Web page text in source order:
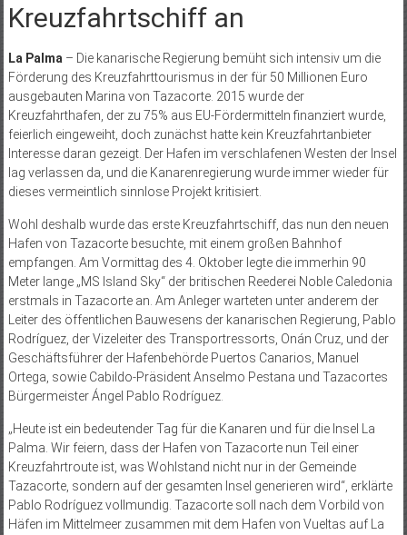
Kreuzfahrtschiff an
La Palma– Die kanarische Regierung bemüht sich intensiv um die
Förderung des Kreuzfahrttourismus in der für 50 Millionen Euro
ausgebauten Marina von Tazacorte. 2015 wurde der
Kreuzfahrthafen, der zu 75% aus EU-Fördermitteln finanziert wurde,
feierlich eingeweiht, doch zunächst hatte kein Kreuzfahrtanbieter
Interesse daran gezeigt. Der Hafen im verschlafenen Westen der Insel
lag verlassen da, und die Kanarenregierung wurde immer wieder für
dieses vermeintlich sinnlose Projekt kritisiert.
Wohl deshalb wurde das erste Kreuzfahrtschiff, das nun den neuen
Hafen von Tazacorte besuchte, mit einem großen Bahnhof
empfangen. Am Vormittag des 4. Oktober legte die immerhin 90
Meter lange „MS Island Sky“ der britischen Reederei Noble Caledonia
erstmals in Tazacorte an. Am Anleger warteten unter anderem der
Leiter des öffentlichen Bauwesens der kanarischen Regierung, Pablo
Rodríguez, der Vizeleiter des Transportressorts, Onán Cruz, und der
Geschäftsführer der Hafenbehörde Puertos Canarios, Manuel
Ortega, sowie Cabildo-Präsident Anselmo Pestana und Tazacortes
Bürgermeister Ángel Pablo Rodríguez.
„Heute ist ein bedeutender Tag für die Kanaren und für die Insel La
Palma. Wir feiern, dass der Hafen von Tazacorte nun Teil einer
Kreuzfahrtroute ist, was Wohlstand nicht nur in der Gemeinde
Tazacorte, sondern auf der gesamten Insel generieren wird“, erklärte
Pablo Rodríguez vollmundig. Tazacorte soll nach dem Vorbild von
Häfen im Mittelmeer zusammen mit dem Hafen von Vueltas auf La